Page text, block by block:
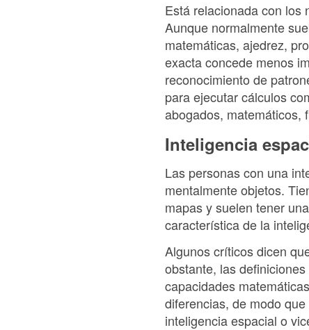
Está relacionada con los
Aunque normalmente
matemáticas, ajedrez,
exacta concede menos
reconocimiento de
para ejecutar cálculos
abogados, matemáticos,
Inteligencia
Las personas con una
mentalmente objetos.
mapas y suelen tener
característica de la
Algunos críticos dicen
obstante, las
capacidades
diferencias, de modo
inteligencia espacial o